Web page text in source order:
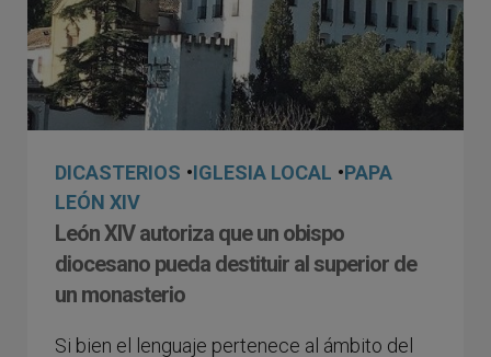
DICASTERIOS •IGLESIA LOCAL •PAPA
LEÓN XIV
León XIV autoriza que un obispo
diocesano pueda destituir al superior de
un monasterio
Si bien el lenguaje pertenece al ámbito del